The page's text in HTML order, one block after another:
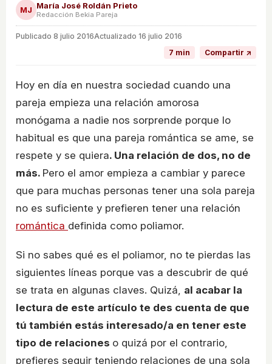
MJ María José Roldán Prieto
Redacción Bekia Pareja
Publicado 8 julio 2016Actualizado 16 julio 2016
7 min
Compartir ↗
Hoy en día en nuestra sociedad cuando una
pareja empieza una relación amorosa
monógama a nadie nos sorprende porque lo
habitual es que una pareja romántica se ame, se
respete y se quiera. Una relación de dos, no de
más. Pero el amor empieza a cambiar y parece
que para muchas personas tener una sola pareja
no es suficiente y prefieren tener una relación
romántica definida como poliamor.
Si no sabes qué es el poliamor, no te pierdas las
siguientes líneas porque vas a descubrir de qué
se trata en algunas claves. Quizá, al acabar la
lectura de este artículo te des cuenta de que
tú también estás interesado/a en tener este
tipo de relaciones o quizá por el contrario,
prefieres seguir teniendo relaciones de una sola